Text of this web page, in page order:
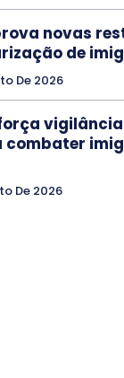
novas
de
De 2026
combater
De 2026